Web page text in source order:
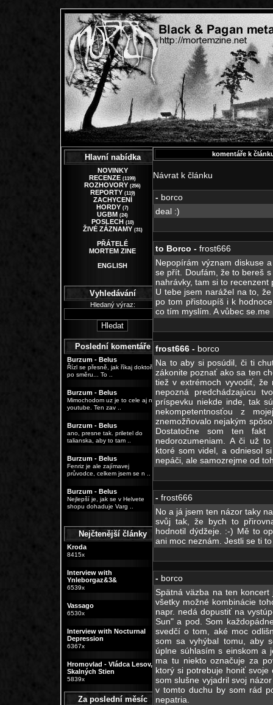
Hlavní nabídka
NOVINKY
RECENZE (1199)
ROZHOVORY (256)
REPORTY (119)
ZACHYCENÍ
HORDY (7)
UGBM (24)
POSLECH (10)
ŽIVÉ ZÁZNAMY (31)
PŘÁTELÉ
MORTEM ZINE
ENGLISH
Vyhledávání
Hledaný výraz:
Poslední komentáře
Burzum - Belus
Řízl se přesně, jak říkaj doktoři,
po směru... To ..
Burzum - Belus
Mimochodom uz je to cele aj na
youtube. Ten zav ..
Burzum - Belus
ano, presne tak. priletel do
talianska, aby to tam ..
Burzum - Belus
Fenriz je ale zajímavej
průvodce, celkem jsem se n ..
Burzum - Belus
Nejlepší je, jak se v Helvete
shopu dohaduje Varg ..
Nejčtenější články
Kroda
8415x
Interview with
Ynleborgaz&3&
6539x
Vassago
6530x
Interview with Nocturnal
Depression
6367x
Hromovlad - Vládca Lesov,
Skalných Stien
5839x
Za poslední měsíc
komentáře k
Návrat k článku
- borco
deal :)
to Borco - frost666
Nepopírám význam diskuse
se přít. Doufám, že to bereš
nahrávky, tam si to
U tebe jsem narážel na to,
po tom přistoupíš i k
co tím myslím. A vůbec se.me
frost666 - borco
Na to aby si posúdil, či ti
zákonite poznať ako sa ten
tiež v extrémoch vyvodiť, že
nepozná predchádzajúcu
príspevku niekde inde, tak
nekompetentnosťou z
znemožňovalo nejakým
Dostatočne som ten fakt
nedorozumeniam. A či už
ktoré som videl, a odniesol
nepáči, ale samozrejme od
- frost666
No a já jsem ten názor taky
svůj tak, že bych to
hodnotil dýdžeje. :-) Mě to
ani moc neznám. Jestli se ti
- borco
Spätná väzba na ten
všetky možné kombinácie
napr. nedá dopustiť na
Sun" a pod. Som
svedčí o tom, aké moc
som sa vyhýbal tomu, aby
úplne súhlasím s einskom a
ma tu niekto označuje za
ktorý si potrebuje honiť svoje
som slušne vyjadril svoj
v tomto duchu by som rád
nepatria.